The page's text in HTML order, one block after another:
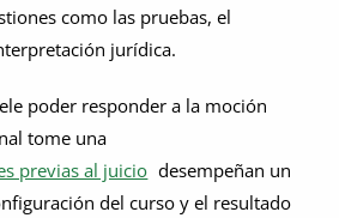
moción sea irrelevante?
como las pruebas, el
jurídica.
poder responder a la moción
tome una
previas al juicio desempeñan un
del curso y el resultado